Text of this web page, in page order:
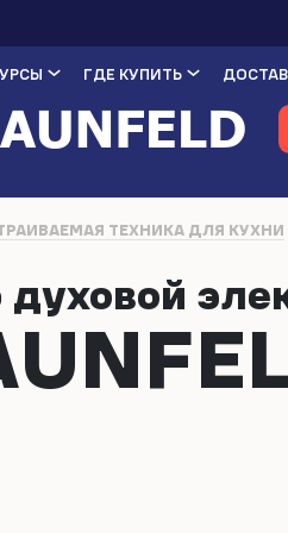
ГДЕ КУПИТЬ
ТЕХНИКА ДЛЯ КУХНИ